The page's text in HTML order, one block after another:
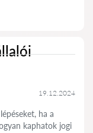
19.12.2024
ha a
kaphatok jogi